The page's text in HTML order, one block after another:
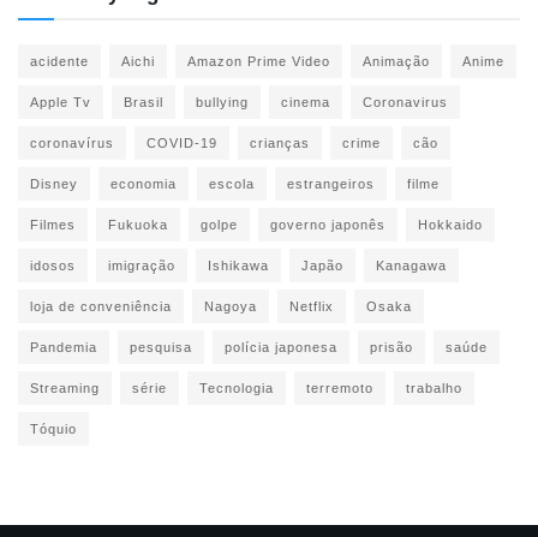
acidente Aichi Amazon Prime Video Animação Anime
Apple Tv Brasil bullying cinema Coronavirus
coronavírus COVID-19 crianças crime cão
Disney economia escola estrangeiros filme
Filmes Fukuoka golpe governo japonês Hokkaido
idosos imigração Ishikawa Japão Kanagawa
loja de conveniência Nagoya Netflix Osaka
Pandemia pesquisa polícia japonesa prisão saúde
Streaming série Tecnologia terremoto trabalho
Tóquio